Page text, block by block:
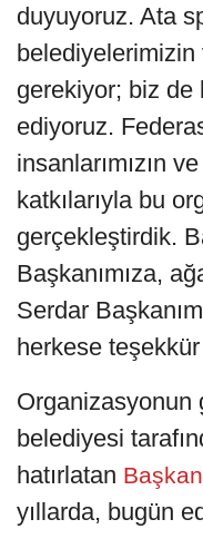
duyuyoruz. Ata
belediyelerimizin
gerekiyor; biz de
ediyoruz.
insanlarımızın
katkılarıyla bu
gerçekleştirdik.
Başkanımıza,
Serdar
herkese
Organizasyonun
belediyesi
hatırlatan Başkan
yıllarda, bugün